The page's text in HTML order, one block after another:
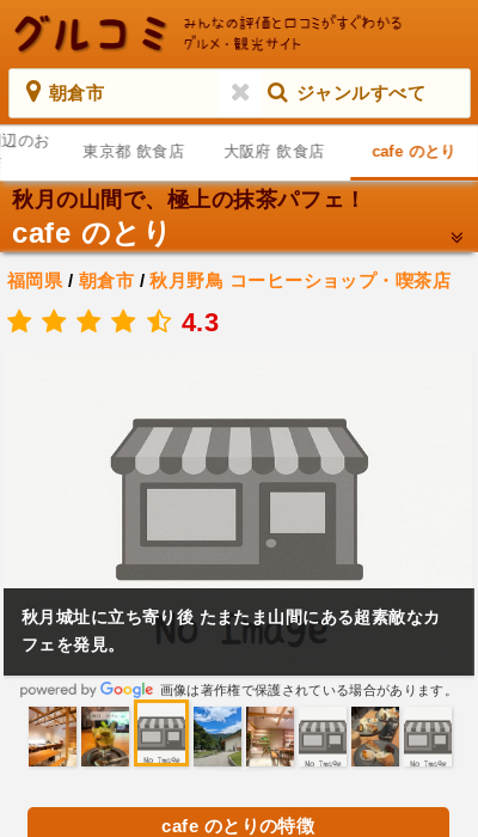
朝倉市 ジャンルすべて
のお
東京都 飲食店 大阪府 飲食店 cafe のとり
秋月の山間で、極上の抹茶パフェ！
cafe のとり
福岡県 / 朝倉市 /秋月野鳥 コーヒーショップ・喫茶店
4.3
秋月城址に立ち寄り後 たまたま山間にある超素敵なカ
フェを発見。
画像は著作権で保護されている場合があります。
cafe のとりの特徴